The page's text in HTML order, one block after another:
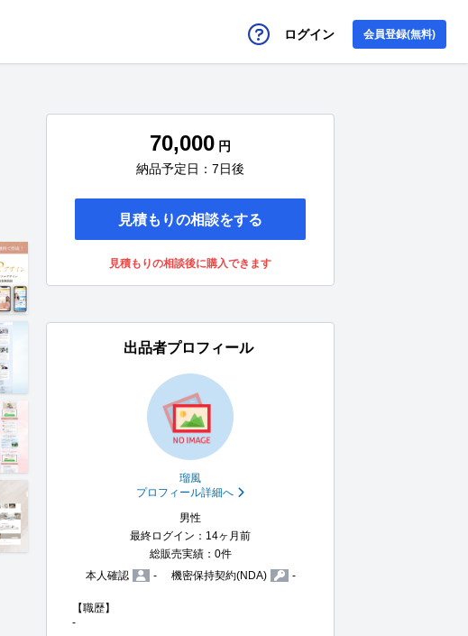
ログイン 会員登録(無料)
70,000 円
納品予定日：7日後
見積もりの相談をする
見積もりの相談後に購入できます
出品者プロフィール
瑠風
プロフィール詳細へ
男性
最終ログイン：14ヶ月前
総販売実績：0件
本人確認
- 機密保持契約(NDA) -
【職歴】
-